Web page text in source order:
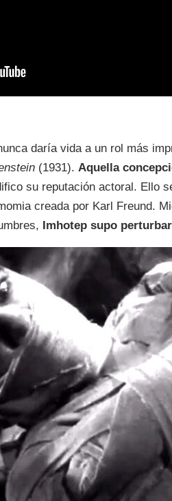
daría vida a un rol más
(1931). Aquella
su reputación actoral. Ello
creada por Karl Freund.
Imhotep supo